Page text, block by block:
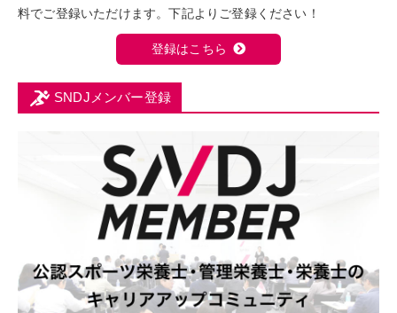
料でご登録いただけます。下記よりご登録ください！
登録はこちら
SNDJメンバー登録